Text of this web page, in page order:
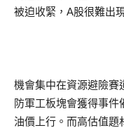
被迫收緊，A股很難出
機會集中在資源避險賽
防軍工板塊會獲得事
油價上行。而高估值題